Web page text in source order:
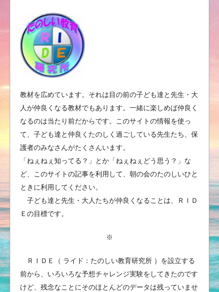
教材を広めています。それは目の前の子ども達と先生・大
人が仲良くなる教材でもあります。一緒に楽しめば仲良く
なるのは当たり前だからです。このサイトの情報を使っ
て、子ども達と仲良くたのしく過ごしている先生たち、保
護者のみなさんがたくさんいます。
「ねぇねぇ知ってる？」とか「ねぇねぇどう思う？」な
ど、このサイトの記事を利用して、朝の会のたのしいひと
ときに利用してください。
子ども達と先生・大人たちが仲良くなることは、ＲＩＤ
Ｅの目標です。
※
ＲＩＤＥ（ ライド：たのしい教育研究所 ）を設立する
前から、いろいろな予想チャレンジ実験をしてきたのです
けど、残念なことにそのほとんどのデータは残っていませ